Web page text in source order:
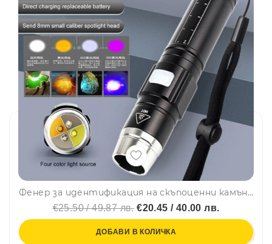
Фенер за идентификация на скъпоценни камъни Eaglestar 4 LEDs
€25.50 / 49.87 лв.€20.45 / 40.00 лв.
ДОБАВИ В КОЛИЧКА